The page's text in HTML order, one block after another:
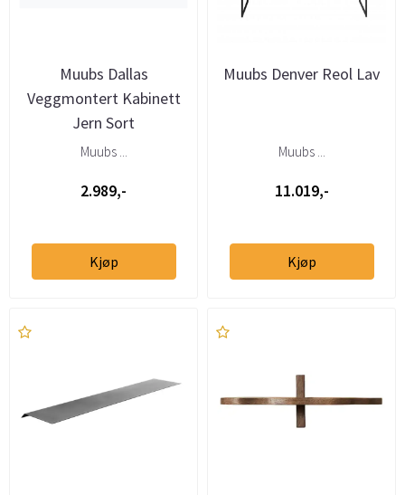
Muubs Dallas
Veggmontert Kabinett
Jern Sort
Muubs ...
2.989,-
Kjøp
Muubs Denver Reol Lav
Muubs ...
11.019,-
Kjøp